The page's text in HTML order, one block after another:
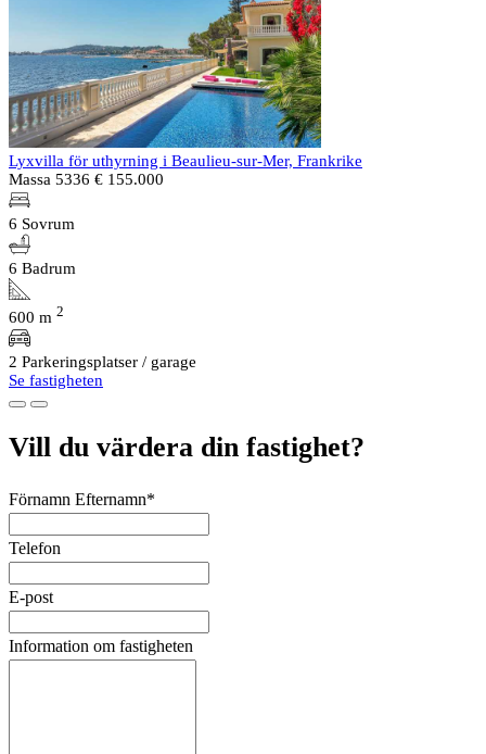
Lyxvilla för uthyrning i Beaulieu-sur-Mer, Frankrike
Massa 5336 € 155.000
6 Sovrum
6 Badrum
600 m 2
2 Parkeringsplatser / garage
Se fastigheten
Vill du värdera din fastighet?
Förnamn Efternamn*
Telefon
E-post
Information om fastigheten